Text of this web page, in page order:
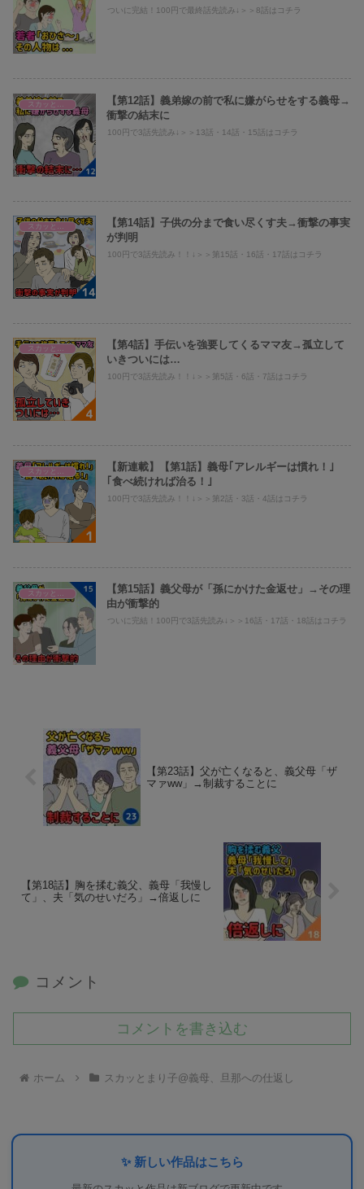
ついに完結！100円で最終話先読み↓＞＞8話はコチラ
スカッとまり子@義母、旦那への仕返し
【第12話】義弟嫁の前で私に嫌がらせをする義母→
衝撃の結末に
100円で3話先読み↓＞＞13話・14話・15話はコチラ
スカッとまり子@義母、旦那への仕返し
【第14話】子供の分まで食い尽くす夫→衝撃の事実
が判明
100円で3話先読み！！↓＞＞第15話・16話・17話はコチラ
スカッとまり子@義母、旦那への仕返し
【第4話】手伝いを強要してくるママ友→孤立して
いきついには…
100円で3話先読み！！↓＞＞第5話・6話・7話はコチラ
【新連載】【第1話】義母｢アレルギーは慣れ！｣
｢食べ続ければ治る！｣
100円で3話先読み！！↓＞＞第2話・3話・4話はコチラ
【第15話】義父母が「孫にかけた金返せ」→その理
由が衝撃的
ついに完結！100円で3話先読み↓＞＞16話・17話・18話はコチラ
【第23話】父が亡くなると、義父母「ザ
マァww」→制裁することに
【第18話】胸を揉む義父、義母「我慢し
て」、夫「気のせいだろ」→倍返しに
コメント
コメントを書き込む
ホーム スカッとまり子@義母、旦那への仕返し
✨ 新しい作品はこちら